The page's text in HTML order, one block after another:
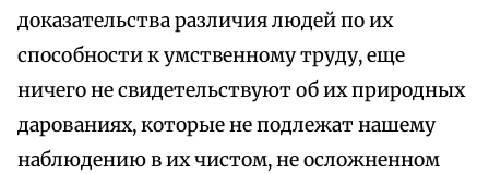
доказательства различия людей по их
способности к умственному труду, еще
ничего не свидетельствуют об их природных
дарованиях, которые не подлежат нашему
наблюдению в их чистом, не осложненном